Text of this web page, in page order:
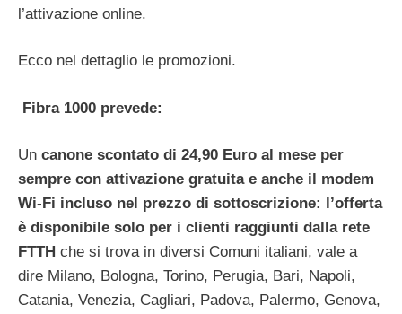
l’attivazione online.
Ecco nel dettaglio le promozioni.
Fibra 1000 prevede:
Un canone scontato di 24,90 Euro al mese per
sempre con attivazione gratuita e anche il modem
Wi-Fi incluso nel prezzo di sottoscrizione: l’offerta
è disponibile solo per i clienti raggiunti dalla rete
FTTH che si trova in diversi Comuni italiani, vale a
dire Milano, Bologna, Torino, Perugia, Bari, Napoli,
Catania, Venezia, Cagliari, Padova, Palermo, Genova,